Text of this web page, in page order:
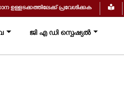
ഉള്ളടക്കത്തിലേക്ക് പ്രവേശിക്കുക
ജി എ ഡി സ്പെഷ്യൽ